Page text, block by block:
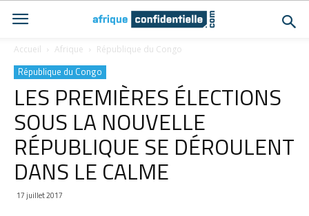
Accueil Afrique République du Congo
République du Congo
LES PREMIÈRES ÉLECTIONS
SOUS LA NOUVELLE
RÉPUBLIQUE SE DÉROULENT
DANS LE CALME
17 juillet 2017